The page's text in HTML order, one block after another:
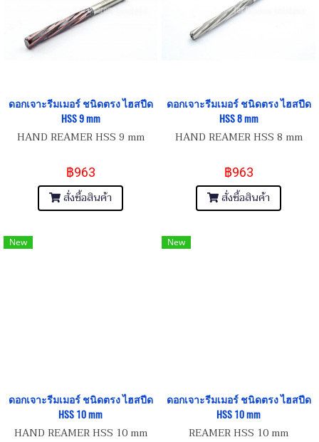
ดอกเจาะรีมเมอร์ ชนิดตรง ไฮสปีด
HSS 9 mm
HAND REAMER HSS 9 mm
฿963
สั่งซื้อสินค้า
ดอกเจาะรีมเมอร์ ชนิดตรง ไฮสปีด
HSS 8 mm
HAND REAMER HSS 8 mm
฿963
สั่งซื้อสินค้า
New
ดอกเจาะรีมเมอร์ ชนิดตรง ไฮสปีด
HSS 10 mm
HAND REAMER HSS 10 mm
New
ดอกเจาะรีมเมอร์ ชนิดตรง ไฮสปีด
HSS 10 mm
REAMER HSS 10 mm